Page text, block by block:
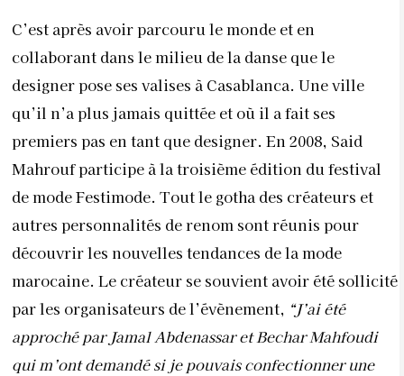
C’est après avoir parcouru le monde et en
collaborant dans le milieu de la danse que le
designer pose ses valises à Casablanca. Une ville
qu’il n’a plus jamais quittée et où il a fait ses
premiers pas en tant que designer. En 2008, Said
Mahrouf participe à la troisième édition du festival
de mode Festimode. Tout le gotha des créateurs et
autres personnalités de renom sont réunis pour
découvrir les nouvelles tendances de la mode
marocaine. Le créateur se souvient avoir été sollicité
par les organisateurs de l’évènement, “J’ai été
approché par Jamal Abdenassar et Bechar Mahfoudi
qui m’ont demandé si je pouvais confectionner une